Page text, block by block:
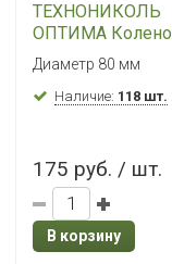
ТЕХНОНИКОЛЬ
ОПТИМА Колено
трубы 135°
(Коричневый)
Диаметр 80 мм
Наличие: 118 шт.
175 руб. / шт.
В корзину